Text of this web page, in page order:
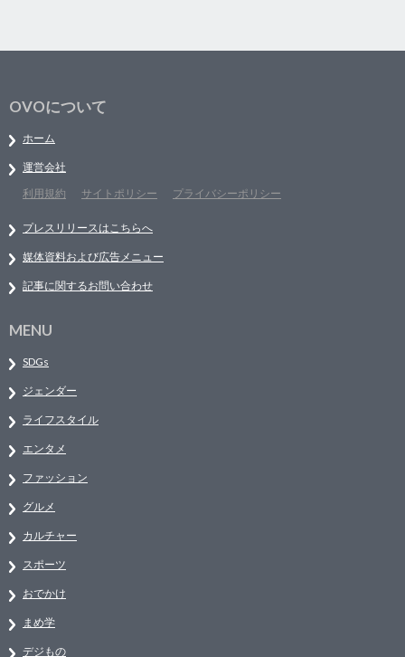
OVOについて
ホーム
運営会社
利用規約
サイトポリシー プライバシーポリシー
プレスリリースはこちらへ
媒体資料および広告メニュー
記事に関するお問い合わせ
MENU
SDGs
ジェンダー
ライフスタイル
エンタメ
ファッション
グルメ
カルチャー
スポーツ
おでかけ
まめ学
デジもの